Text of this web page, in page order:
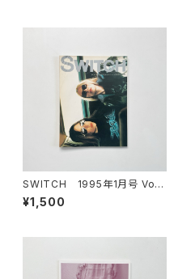
SWITCH 1995年1月号 Vol.1
3 No.1 特集: Kim Gordon ×
X Girls
¥1,500